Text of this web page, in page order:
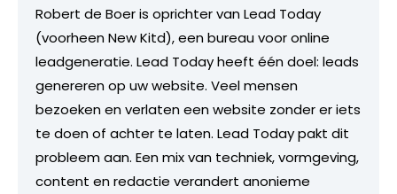
Robert de Boer is oprichter van Lead Today
(voorheen New Kitd), een bureau voor online
leadgeneratie. Lead Today heeft één doel: leads
genereren op uw website. Veel mensen
bezoeken en verlaten een website zonder er iets
te doen of achter te laten. Lead Today pakt dit
probleem aan. Een mix van techniek, vormgeving,
content en redactie verandert anonieme